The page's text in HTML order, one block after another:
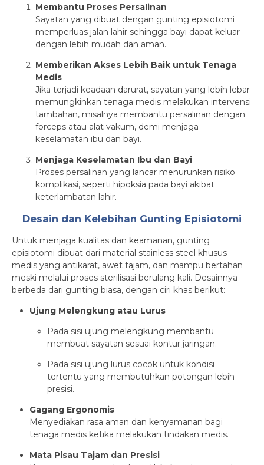
Membantu Proses Persalinan
Sayatan yang dibuat dengan gunting episiotomi
memperluas jalan lahir sehingga bayi dapat keluar
dengan lebih mudah dan aman.
Memberikan Akses Lebih Baik untuk Tenaga
Medis
Jika terjadi keadaan darurat, sayatan yang lebih lebar
memungkinkan tenaga medis melakukan intervensi
tambahan, misalnya membantu persalinan dengan
forceps atau alat vakum, demi menjaga
keselamatan ibu dan bayi.
Menjaga Keselamatan Ibu dan Bayi
Proses persalinan yang lancar menurunkan risiko
komplikasi, seperti hipoksia pada bayi akibat
keterlambatan lahir.
Desain dan Kelebihan Gunting Episiotomi
Untuk menjaga kualitas dan keamanan, gunting
episiotomi dibuat dari material stainless steel khusus
medis yang antikarat, awet tajam, dan mampu bertahan
meski melalui proses sterilisasi berulang kali. Desainnya
berbeda dari gunting biasa, dengan ciri khas berikut:
Ujung Melengkung atau Lurus
Pada sisi ujung melengkung membantu
membuat sayatan sesuai kontur jaringan.
Pada sisi ujung lurus cocok untuk kondisi
tertentu yang membutuhkan potongan lebih
presisi.
Gagang Ergonomis
Menyediakan rasa aman dan kenyamanan bagi
tenaga medis ketika melakukan tindakan medis.
Mata Pisau Tajam dan Presisi